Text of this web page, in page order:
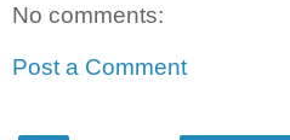
No comments:
Post a Comment